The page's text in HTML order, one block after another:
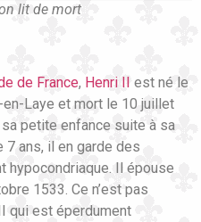
lit de mort
de France, Henri II est né le
Laye et mort le 10 juillet
petite enfance suite à sa
7 ans, il en garde des
hypocondriaque. Il épouse
1533. Ce n’est pas
qui est éperdument